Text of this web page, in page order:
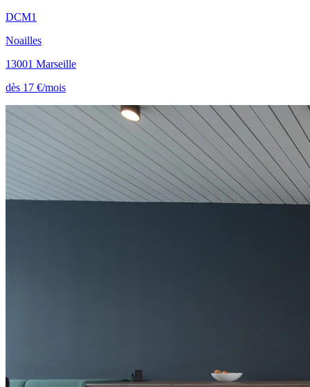
DCM1
Noailles
13001 Marseille
dès 17 €/mois